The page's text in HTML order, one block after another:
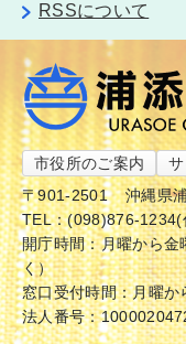
RSSについて
市役所のご案内
〒901-2501
沖縄県
TEL：(098)876-1234(
開庁時間：月曜から
く）
窓口受付時間：月曜
法人番号：